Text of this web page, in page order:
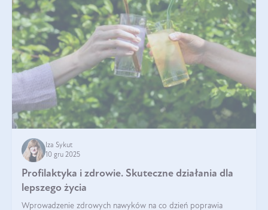
Iza Sykut
10 gru 2025
Profilaktyka i zdrowie. Skuteczne działania dla
lepszego życia
Wprowadzenie zdrowych nawyków na co dzień poprawia